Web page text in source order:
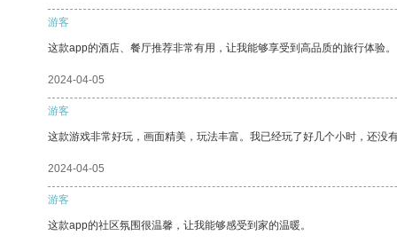
游客
这款app的酒店、餐厅推荐非常有用，让我能够享受到高品质的旅行体验。
2024-04-05
游客
这款游戏非常好玩，画面精美，玩法丰富。我已经玩了好几个小时，还没
2024-04-05
游客
这款app的社区氛围很温馨，让我能够感受到家的温暖。